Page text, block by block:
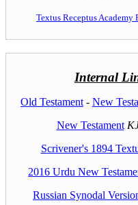
Textus Receptus Academy
Internal
Old Testament - New
New Testament
Scrivener's 1894
2016 Urdu New
Russian Synodal